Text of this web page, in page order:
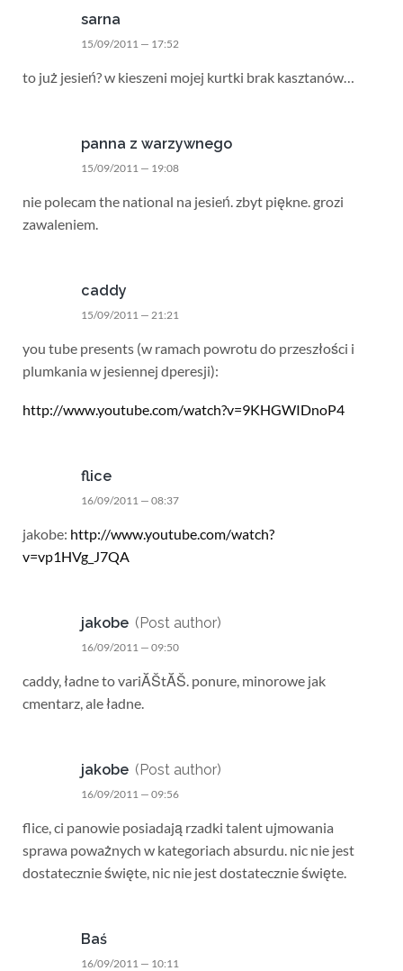
sarna
15/09/2011 — 17:52
to już jesień? w kieszeni mojej kurtki brak kasztanów…
panna z warzywnego
15/09/2011 — 19:08
nie polecam the national na jesień. zbyt piękne. grozi
zawaleniem.
caddy
15/09/2011 — 21:21
you tube presents (w ramach powrotu do przeszłości i
plumkania w jesiennej dperesji):
http://www.youtube.com/watch?v=9KHGWIDnoP4
flice
16/09/2011 — 08:37
jakobe: http://www.youtube.com/watch?
v=vp1HVg_J7QA
jakobe (Post author)
16/09/2011 — 09:50
caddy, ładne to variĂŠtĂŠ. ponure, minorowe jak
cmentarz, ale ładne.
jakobe (Post author)
16/09/2011 — 09:56
flice, ci panowie posiadają rzadki talent ujmowania
sprawa poważnych w kategoriach absurdu. nic nie jest
dostatecznie święte, nic nie jest dostatecznie święte.
Baś
16/09/2011 — 10:11